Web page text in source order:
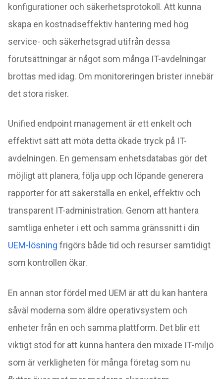
konfigurationer och säkerhetsprotokoll. Att kunna
skapa en kostnadseffektiv hantering med hög
service- och säkerhetsgrad utifrån dessa
förutsättningar är något som många IT-avdelningar
brottas med idag. Om monitoreringen brister innebär
det stora risker.
Unified endpoint management är ett enkelt och
effektivt sätt att möta detta ökade tryck på IT-
avdelningen. En gemensam enhetsdatabas gör det
möjligt att planera, följa upp och löpande generera
rapporter för att säkerställa en enkel, effektiv och
transparent IT-administration. Genom att hantera
samtliga enheter i ett och samma gränssnitt i din
UEM-lösning frigörs både tid och resurser samtidigt
som kontrollen ökar.
En annan stor fördel med UEM är att du kan hantera
såväl moderna som äldre operativsystem och
enheter från en och samma plattform. Det blir ett
viktigt stöd för att kunna hantera den mixade IT-miljö
som är verkligheten för många företag som nu